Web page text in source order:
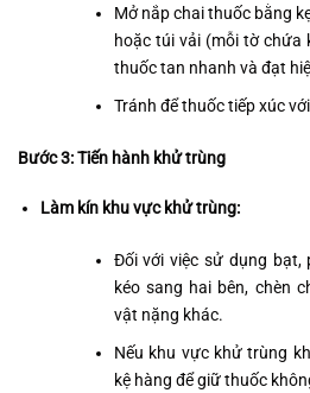
Mở nắp chai thuốc bằng
hoặc túi vải (mỗi tờ chứa
thuốc tan nhanh và đạt
Tránh để thuốc tiếp xúc
Bước 3: Tiến hành khử trùng
Làm kín khu vực khử trùng:
Đối với việc sử dụng bạt,
kéo sang hai bên, chèn
vật nặng khác.
Nếu khu vực khử trùng
kệ hàng để giữ thuốc